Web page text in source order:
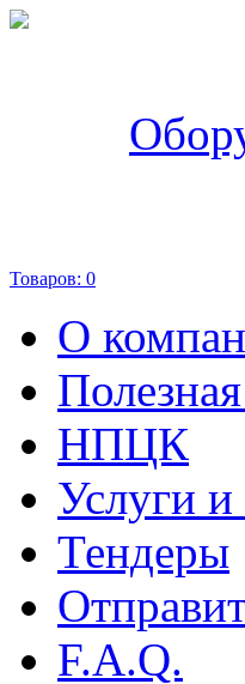
Товаров: 0
О
НПЦК
Услуги и
Тендеры
F.A.Q.